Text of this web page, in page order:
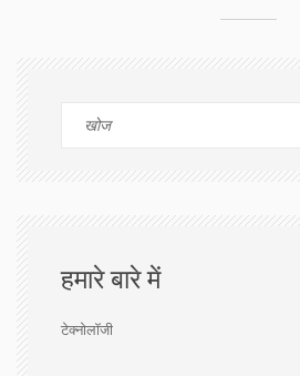
हमारे बारे में
टेक्नोलॉजी